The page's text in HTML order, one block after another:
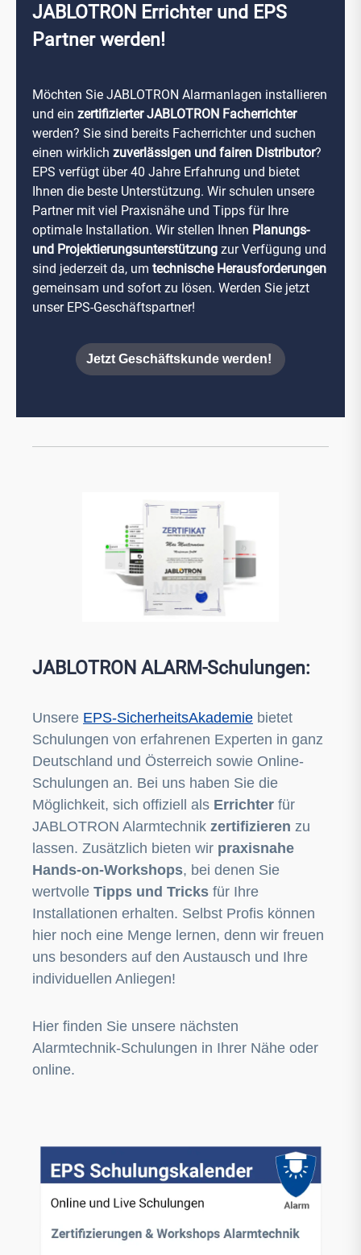
JABLOTRON Errichter und EPS
Partner werden!
Möchten Sie JABLOTRON Alarmanlagen installieren
und ein zertifizierter JABLOTRON Facherrichter
werden? Sie sind bereits Facherrichter und suchen
einen wirklich zuverlässigen und fairen Distributor?
EPS verfügt über 40 Jahre Erfahrung und bietet
Ihnen die beste Unterstützung. Wir schulen unsere
Partner mit viel Praxisnähe und Tipps für Ihre
optimale Installation. Wir stellen Ihnen Planungs-
und Projektierungsunterstützung zur Verfügung und
sind jederzeit da, um technische Herausforderungen
gemeinsam und sofort zu lösen. Werden Sie jetzt
unser EPS-Geschäftspartner!
Jetzt Geschäftskunde werden!
JABLOTRON ALARM-Schulungen:
Unsere EPS-SicherheitsAkademie bietet
Schulungen von erfahrenen Experten in ganz
Deutschland und Österreich sowie Online-
Schulungen an. Bei uns haben Sie die
Möglichkeit, sich offiziell als Errichter für
JABLOTRON Alarmtechnik zertifizieren zu
lassen. Zusätzlich bieten wir praxisnahe
Hands-on-Workshops, bei denen Sie
wertvolle Tipps und Tricks für Ihre
Installationen erhalten. Selbst Profis können
hier noch eine Menge lernen, denn wir freuen
uns besonders auf den Austausch und Ihre
individuellen Anliegen!
Hier finden Sie unsere nächsten
Alarmtechnik-Schulungen in Ihrer Nähe oder
online.